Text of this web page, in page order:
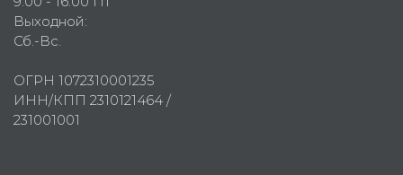
Выходной:
Сб.-Вс.
ОГРН 1072310001235
ИНН/КПП 2310121464 /
231001001